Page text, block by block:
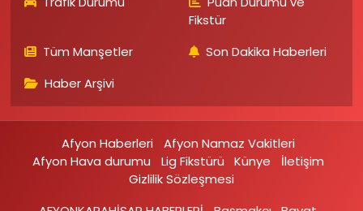
Fikstür
Tüm Manşetler
Son Dakika Haberleri
Haber Arşivi
Afyon Haberleri
Afyon Namaz Vakitleri
Afyon Hava durumu
Lig Fikstürü Künye
İletişim
Gizlilik Sözleşmesi